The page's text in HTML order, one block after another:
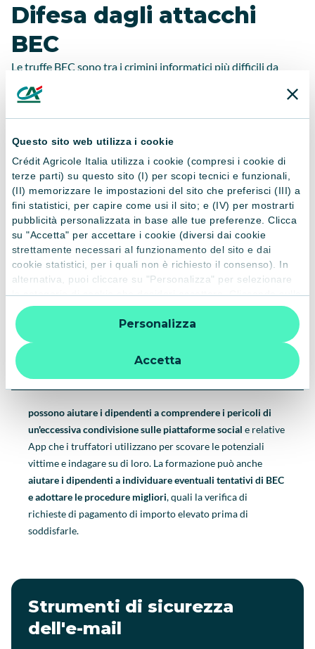
Questo sito web utilizza i cookie
Crédit Agricole Italia utilizza i cookie (compresi i cookie di
terze parti) su questo sito (I) per scopi tecnici e funzionali,
(II) memorizzare le impostazioni del sito che preferisci (III) a
fini statistici, per capire come usi il sito; e (IV) per mostrarti
pubblicità personalizzata in base alle tue preferenze. Clicca
su "Accetta" per accettare i cookie (diversi dai cookie
strettamente necessari al funzionamento del sito e dai
cookie statistici, per i quali non è richiesto il consenso). In
alternativa, puoi cliccare su "Personalizza" per selezionare
le categorie di cookie che desideri accettare. Cliccando sulla
“X” le impostazioni predefinite vengono lasciate invariate e
quindi la navigazione può continuare senza cookie o altri
strumenti di tracciamento diversi da quelli tecnici. Per
ulteriori informazioni:
informativa privacy
Accetta
Personalizza
Difesa dagli attacchi
BEC
Le truffe BEC sono tra i crimini informatici più difficili da
prevenire perché raramente utilizzano malware rilevabili
dagli strumenti di sicurezza. Gli autori di questo tipo di
attacco si affidano piuttosto all’inganno e alla manipolazione.
oggetto del raggiro. Possono infatti sottrarre alle vittime
somme ingenti violando i sistemi di un fornitore o un cliente,
o anche solo spacciandosi per costoro. Ciò premesso, per
difendersi da queste truffe le aziende possono adottare le
seguenti misure:
Corsi di sensibilizzazione
sulla sicurezza informatica
possono aiutare i dipendenti a comprendere i pericoli di
un'eccessiva condivisione sulle piattaforme social e relative
App che i truffatori utilizzano per scovare le potenziali
vittime e indagare su di loro. La formazione può anche
aiutare i dipendenti a individuare eventuali tentativi di BEC
e adottare le procedure migliori, quali la verifica di
richieste di pagamento di importo elevato prima di
soddisfarle.
Strumenti di sicurezza
dell'e-mail